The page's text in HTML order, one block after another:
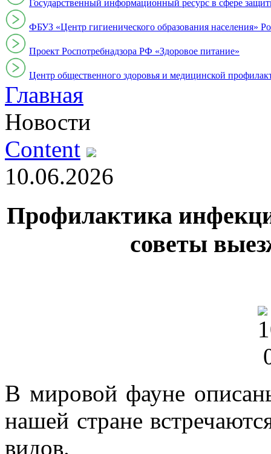
Государственный информационный ресурс в сфере
ФБУЗ «Центр гигиенического образования населения»
Проект Роспотребнадзора РФ «Здоровое питание»
Центр общественного здоровья и медицинской
Главная
Новости
Content
10.06.2026
Профилактика
советы
В мировой фауне
нашей стране
видов.